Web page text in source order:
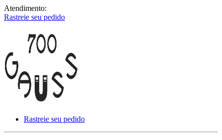
Atendimento:
Rastreie seu pedido
Rastreie seu pedido